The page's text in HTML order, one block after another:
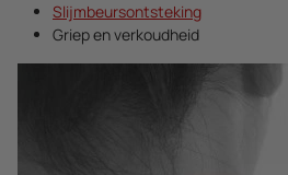
Slijmbeursontsteking
Griep en verkoudheid